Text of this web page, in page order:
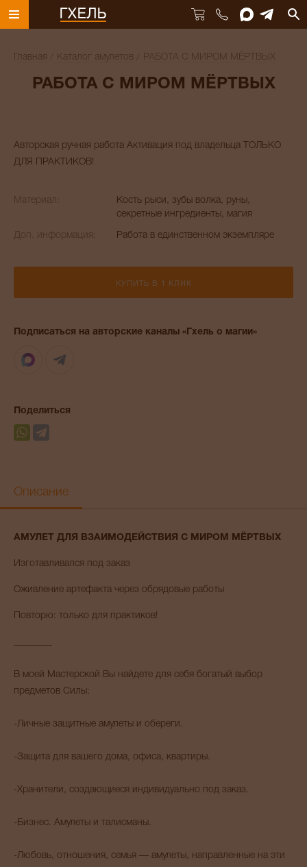
Главная Каталог амулетов РАБОТА С МИРОМ МЁРТВЫХ
РАБОТА С МИРОМ МЁРТВЫХ
Авторская ручная работа Активация под владельца ТОЛЬКО
ДЛЯ ПРАКТИКОВ!
Материал:
Кость рыси, зубы волка, руны,
секретные ингредиенты, магия
Доп. информация: Работа в единственном экземпляре
КУПИТЬ В 1 КЛИК
Подписаться на авторские каналы «Гхель о магии»
Max
Поделиться
Описание
АМУЛЕТ ДЛЯ ВЗАИМОДЕЙСТВИЯ С МИРОМ МЁРТВЫХ
Изготавливался под заказ
Оживление артефакта через обрядовые работы
Повторю: только для практиков!
В моей Мастерской Вы найдете для себя богатый выбор
предметов Силы:
-Личные защитные амулеты и обереги.
-Защита для вашего дома, офиса, квартиры.
-Хранители, создающиеся индивидуально под заказ.
-Бизнес. Амулеты и талисманы.
-Любовь, отношения, семья — амулеты, направленные на эти